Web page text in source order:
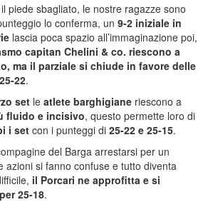
piede sbagliato, le nostre ragazze sono
lo conferma, un 9-2 iniziale in
lascia poca spazio all’immaginazione poi,
capitan Chelini & co. riescono a
ma il parziale si chiude in favore delle
22.
set le atlete barghigiane riescono a
fluido e incisivo, questo permette loro di
i set con i punteggi di 25-22 e 25-15.
del Barga arrestarsi per un
azioni si fanno confuse e tutto diventa
il Porcari ne approfitta e si
25-18.